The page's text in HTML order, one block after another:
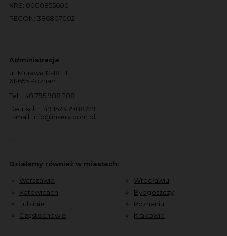
KRS: 0000855600
REGON: 386807002
Administracja
ul. Murawa 12-18 E1
61-655 Poznań
Tel: +48 795 988 288
Deutsch: +49 1523 7988729
E-mail: info@inserv.com.pl
Działamy również w miastach:
Warszawie
Katowicach
Lublinie
Częstochowie
Wrocławiu
Bydgoszczy
Poznaniu
Krakowie